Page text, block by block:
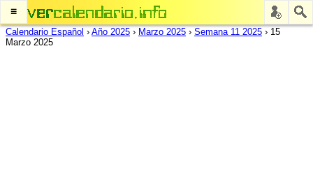
≡
Calendario Español › Año 2025 › Marzo 2025 › Semana 11 2025 › 15
Marzo 2025